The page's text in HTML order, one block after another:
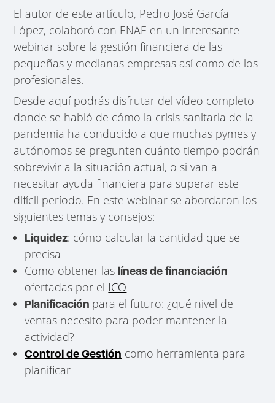
El autor de este artículo, Pedro José García
López, colaboró con ENAE en un interesante
webinar sobre la gestión financiera de las
pequeñas y medianas empresas así como de los
profesionales.
Desde aquí podrás disfrutar del vídeo completo
donde se habló de cómo la crisis sanitaria de la
pandemia ha conducido a que muchas pymes y
autónomos se pregunten cuánto tiempo podrán
sobrevivir a la situación actual, o si van a
necesitar ayuda financiera para superar este
difícil período. En este webinar se abordaron los
siguientes temas y consejos:
Liquidez: cómo calcular la cantidad que se
precisa​
Como obtener las líneas de financiación
ofertadas por el ICO
Planificación para el futuro: ¿qué nivel de
ventas necesito para poder mantener la
actividad?​
Control de Gestión como herramienta para
planificar